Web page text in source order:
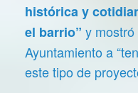
histórica y
el barrio” y
Ayuntamiento a
este tipo de